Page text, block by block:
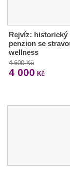
Rejvíz: historický
penzion se
wellness
4 600 Kč
4 000 Kč